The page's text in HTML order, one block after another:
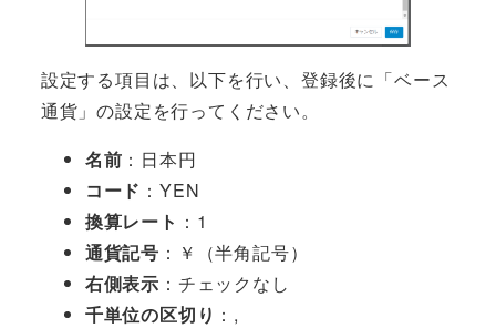
設定する項目は、以下を行い、登録後に「ベース
通貨」の設定を行ってください。
名前 ：日本円
コード ：YEN
換算レート ：1
通貨記号 ：￥（半角記号）
右側表示 ：チェックなし
千単位の区切り ：,